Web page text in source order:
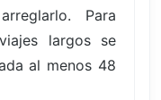
Para
largos se
al menos 48